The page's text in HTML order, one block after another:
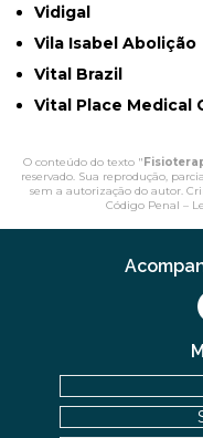
Vidigal
Vila Isabel Abolição
Vital Brazil
Vital Place
O conteúdo do texto "
reservado. Sua reprodução,
sem a autorização do autor.
Código Penal –